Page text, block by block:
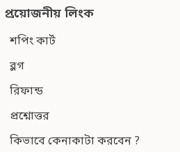
প্রয়োজনীয় লিংক
শপিং কার্ট
ব্লগ
রিফান্ড
প্রশ্নোত্তর
কিভাবে কেনাকাটা করবেন ?